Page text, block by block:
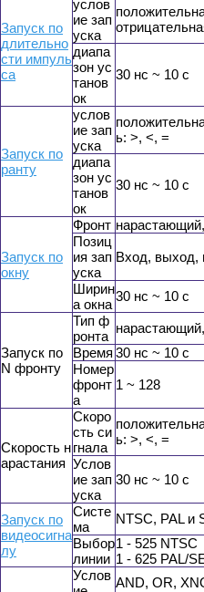
Запуск по
длительно
сти импуль
са
услов
ие зап
уска
диапа
зон ус
танов
ок
30 нс ~ 10 с
Запуск по
ранту
услов
ие зап
уска
ь: >, <, =
диапа
зон ус
танов
ок
30 нс ~ 10 с
Запуск по
окну
Фронт
Позиц
ия зап
уска
Вход, выход,
Ширин
а окна
30 нс ~ 10 с
Запуск по
N фронту
Тип ф
ронта
Время 30 нс ~ 10 с
Номер
фронт
а
1 ~ 128
Скорость н
арастания
Скоро
сть си
гнала
ь: >, <, =
Услов
ие зап
уска
30 нс ~ 10 с
Запуск по
видеосигна
лу
Cисте
ма
NTSC, PAL и
Выбор
линии
1 - 525 NTSC
1 - 625 PAL/
Услов AND, OR,